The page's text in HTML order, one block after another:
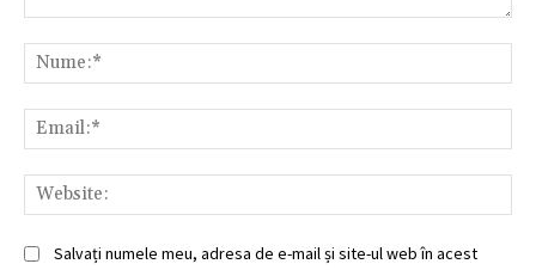
Salvați numele meu, adresa de e-mail și site-ul web în acest